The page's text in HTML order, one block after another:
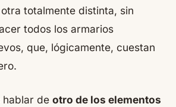
totalmente distinta, sin
todos los armarios
que, lógicamente, cuestan
hablar de otro de los elementos